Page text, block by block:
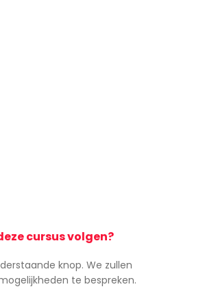
cursus volgen?
knop. We zullen
te bespreken.